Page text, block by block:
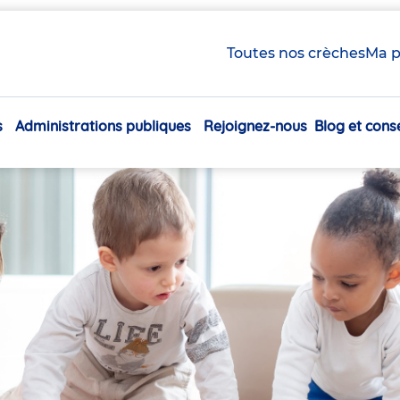
Toutes nos crèchesMa
Navigation
Administrations publiques Rejoignez-nous Blog et